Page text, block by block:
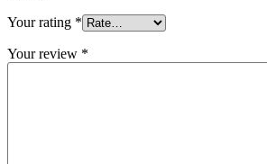
Your rating *
Your review *